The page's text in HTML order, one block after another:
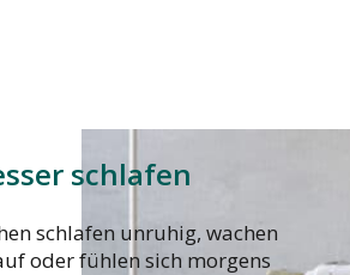
schlafen
schlafen unruhig, wachen
oder fühlen sich morgens